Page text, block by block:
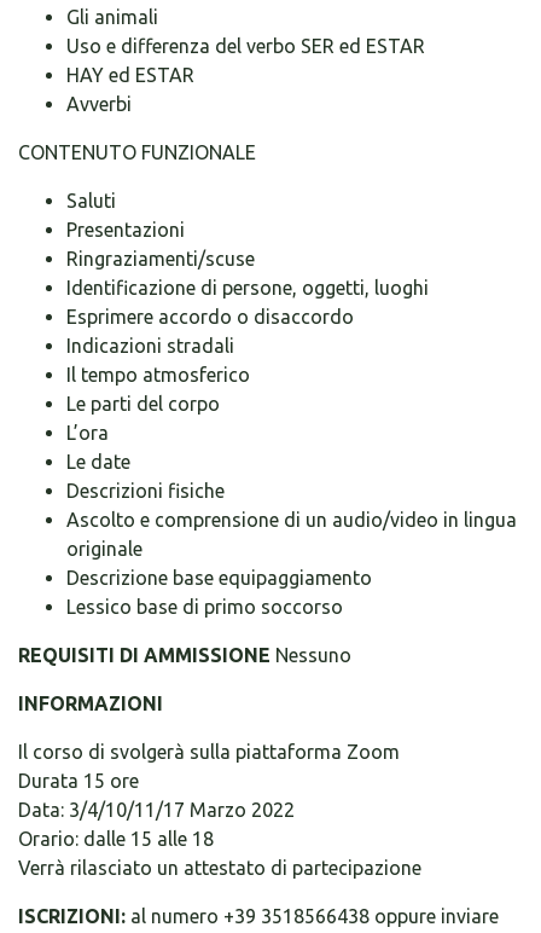
Gli animali
Uso e differenza del verbo SER ed ESTAR
HAY ed ESTAR
Avverbi
CONTENUTO FUNZIONALE
Saluti
Presentazioni
Ringraziamenti/scuse
Identificazione di persone, oggetti, luoghi
Esprimere accordo o disaccordo
Indicazioni stradali
Il tempo atmosferico
Le parti del corpo
L’ora
Le date
Descrizioni fisiche
Ascolto e comprensione di un audio/video in lingua
originale
Descrizione base equipaggiamento
Lessico base di primo soccorso
REQUISITI DI AMMISSIONE Nessuno
INFORMAZIONI
Il corso di svolgerà sulla piattaforma Zoom
Durata 15 ore
Data: 3/4/10/11/17 Marzo 2022
Orario: dalle 15 alle 18
Verrà rilasciato un attestato di partecipazione
ISCRIZIONI: al numero +39 3518566438 oppure inviare